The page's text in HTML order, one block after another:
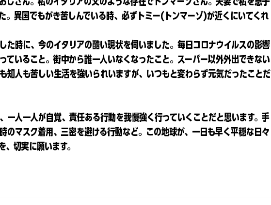
。異国でもがき苦しんでいる時、必ずトミー(トンマーゾ)が近くにいてくれ
た時に、今のイタリアの酷い現状を伺いました。毎日コロナウイルスの影響
ていること。街中から誰一人いなくなったこと。スーパー以外外出できない
知人も苦しい生活を強いられいますが、いつもと変わらず元気だったことだ
一人一人が自覚、責任ある行動を我慢強く行っていくことだと思います。手
のマスク着用、三密を避ける行動など。この地球が、一日も早く平穏な日々
、切実に願います。